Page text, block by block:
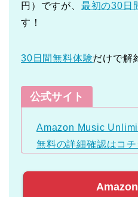
円）ですが、 最初の30日
す！
30日間無料体験だけで解
公式サイト
Amazon Music
無料の詳細確認はコチ